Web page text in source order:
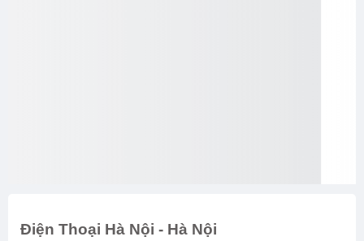
Điện Thoại Hà Nội - Hà Nội